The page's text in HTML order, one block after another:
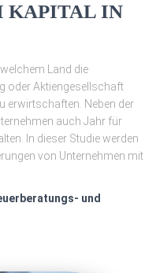
KAPITAL IN
welchem ​​Land die
oder Aktiengesellschaft
erwirtschaften. Neben der
auch Jahr für
In dieser Studie werden
von Unternehmen mit
und